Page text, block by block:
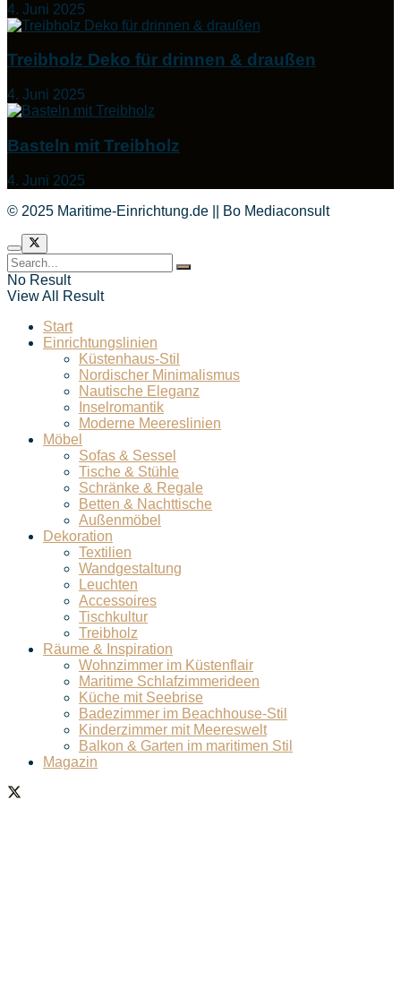
4. Juni 2025
Treibholz Deko für drinnen & draußen
4. Juni 2025
Basteln mit Treibholz
4. Juni 2025
© 2025 Maritime-Einrichtung.de || Bo Mediaconsult
No Result
View All Result
Start
Einrichtungslinien
Küstenhaus-Stil
Nordischer Minimalismus
Nautische Eleganz
Inselromantik
Moderne Meereslinien
Möbel
Sofas & Sessel
Tische & Stühle
Schränke & Regale
Betten & Nachttische
Außenmöbel
Dekoration
Textilien
Wandgestaltung
Leuchten
Accessoires
Tischkultur
Treibholz
Räume & Inspiration
Wohnzimmer im Küstenflair
Maritime Schlafzimmerideen
Küche mit Seebrise
Badezimmer im Beachhouse-Stil
Kinderzimmer mit Meereswelt
Balkon & Garten im maritimen Stil
Magazin